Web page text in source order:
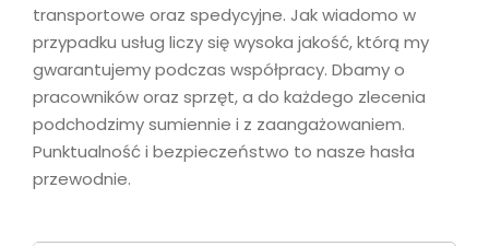
transportowe oraz spedycyjne. Jak wiadomo w
przypadku usług liczy się wysoka jakość, którą my
gwarantujemy podczas współpracy. Dbamy o
pracowników oraz sprzęt, a do każdego zlecenia
podchodzimy sumiennie i z zaangażowaniem.
Punktualność i bezpieczeństwo to nasze hasła
przewodnie.